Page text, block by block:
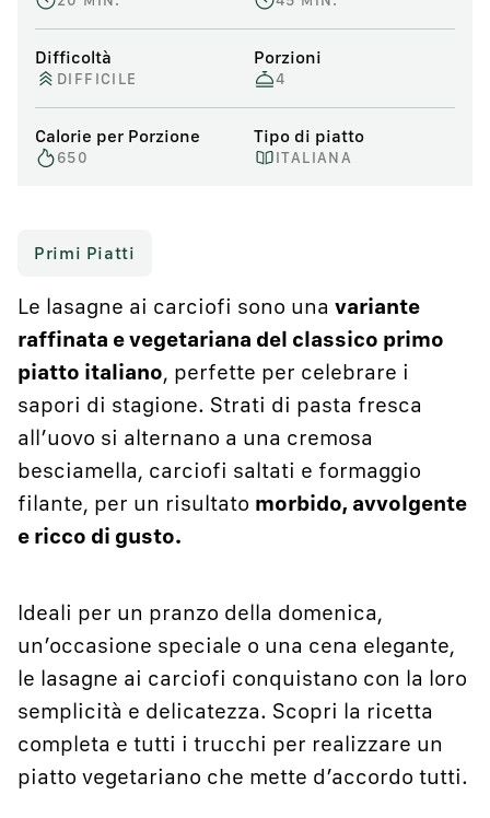
Difficoltà
DIFFICILE
Porzioni
4
Calorie per Porzione
650
Tipo di piatto
ITALIANA
Primi Piatti
Le lasagne ai carciofi sono una variante
raffinata e vegetariana del classico primo
piatto italiano, perfette per celebrare i
sapori di stagione. Strati di pasta fresca
all’uovo si alternano a una cremosa
besciamella, carciofi saltati e formaggio
filante, per un risultato morbido, avvolgente
e ricco di gusto.
Ideali per un pranzo della domenica,
un’occasione speciale o una cena elegante,
le lasagne ai carciofi conquistano con la loro
semplicità e delicatezza. Scopri la ricetta
completa e tutti i trucchi per realizzare un
piatto vegetariano che mette d’accordo tutti.